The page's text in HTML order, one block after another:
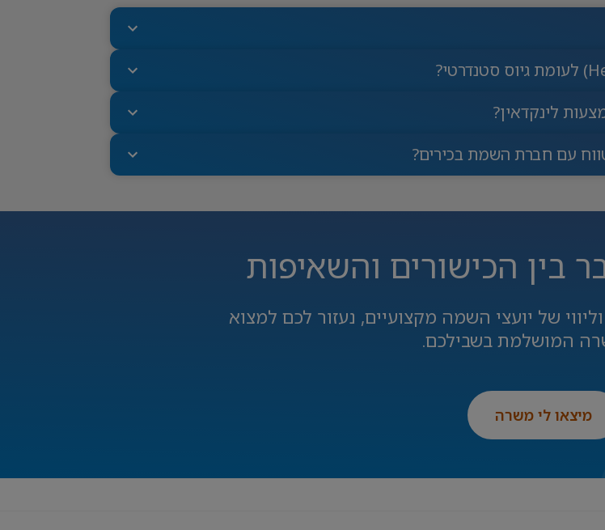
לינקדאין?
עם חברת השמת בכירים?
בין הכישורים והשאיפות
של יועצי השמה מקצועיים, נעזור לכם למצוא
המושלמת בשבילכם.
מיצאו לי משרה